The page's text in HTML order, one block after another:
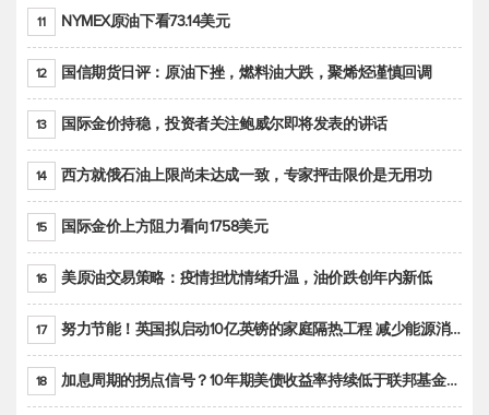
11 NYMEX原油下看73.14美元
12 国信期货日评：原油下挫，燃料油大跌，聚烯烃谨慎回调
13 国际金价持稳，投资者关注鲍威尔即将发表的讲话
14 西方就俄石油上限尚未达成一致，专家抨击限价是无用功
15 国际金价上方阻力看向1758美元
16 美原油交易策略：疫情担忧情绪升温，油价跌创年内新低
17 努力节能！英国拟启动10亿英镑的家庭隔热工程 减少能源消耗
18 加息周期的拐点信号？10年期美债收益率持续低于联邦基金利率目标区间